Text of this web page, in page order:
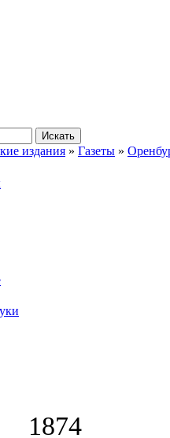
Искать
издания » Газеты »
1874